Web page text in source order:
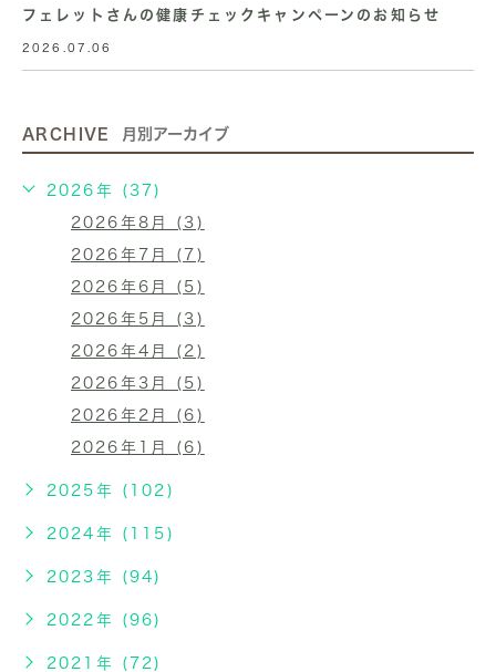
フェレットさんの健康チェックキャンペーンのお知らせ
2026.07.06
ARCHIVE 月別アーカイブ
2026年 (37)
2026年8月 (3)
2026年7月 (7)
2026年6月 (5)
2026年5月 (3)
2026年4月 (2)
2026年3月 (5)
2026年2月 (6)
2026年1月 (6)
2025年 (102)
2024年 (115)
2023年 (94)
2022年 (96)
2021年 (72)